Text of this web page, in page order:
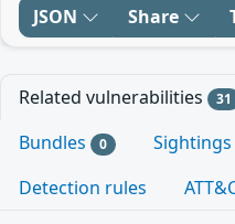
JSON Share
Related vulnerabilities 31
Bundles 0 Sightings
Detection rules